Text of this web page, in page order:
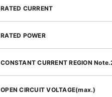
RATED CURRENT
RATED POWER
CONSTANT CURRENT REGION
OPEN CIRCUIT VOLTAGE(max.)